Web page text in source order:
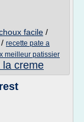
facile /
/ recette pate a
meilleur patissier
la creme